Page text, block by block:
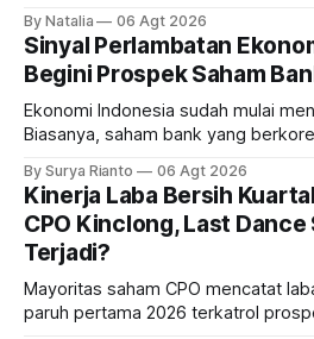
masih menarik dilirik?
By Natalia 06 Agt 2026
Sinyal Perlambatan
Begini Prospek Saham
Ekonomi Indonesia sudah mulai
Biasanya, saham bank yang
bank ke depannya?
By Surya Rianto 06 Agt 2026
Kinerja Laba Bersih
CPO Kinclong, Last Dance
Terjadi?
Mayoritas saham CPO mencatat
paruh pertama 2026 terkatrol